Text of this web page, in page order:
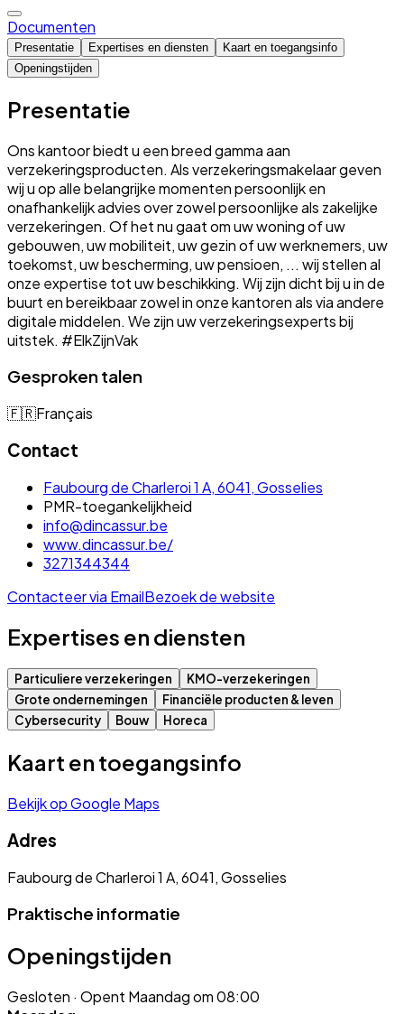
Documenten
Presentatie Expertises en diensten
Kaart en toegangsinfo
Openingstijden
Presentatie
Ons kantoor biedt u een breed gamma aan
verzekeringsproducten. Als verzekeringsmakelaar geven
wij u op alle belangrijke momenten persoonlijk en
onafhankelijk advies over zowel persoonlijke als zakelijke
verzekeringen. Of het nu gaat om uw woning of uw
gebouwen, uw mobiliteit, uw gezin of uw werknemers, uw
toekomst, uw bescherming, uw pensioen, ... wij stellen al
onze expertise tot uw beschikking. Wij zijn dicht bij u in de
buurt en bereikbaar zowel in onze kantoren als via andere
digitale middelen. We zijn uw verzekeringsexperts bij
uitstek. #ElkZijnVak
Gesproken talen
🇫🇷Français
Contact
Faubourg de Charleroi 1 A, 6041, Gosselies
PMR-toegankelijkheid
info@dincassur.be
www.dincassur.be/
3271344344
Contacteer via EmailBezoek de website
Expertises en diensten
Particuliere verzekeringen
KMO-verzekeringen
Grote ondernemingen
Financiële producten & leven
Cybersecurity
Bouw Horeca
Kaart en toegangsinfo
Bekijk op Google Maps
Adres
Faubourg de Charleroi 1 A, 6041, Gosselies
Praktische informatie
Openingstijden
Gesloten · Opent Maandag om 08:00